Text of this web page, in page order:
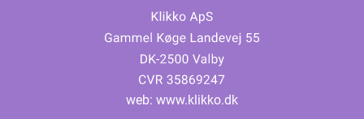
web: www.klikko.dk